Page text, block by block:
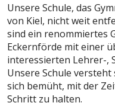
Unsere Schule, das
von Kiel, nicht weit
sind ein renommiertes
Eckernförde mit einer
interessierten Lehrer-,
Unsere Schule versteht
sich bemüht, mit der
Schritt zu halten.